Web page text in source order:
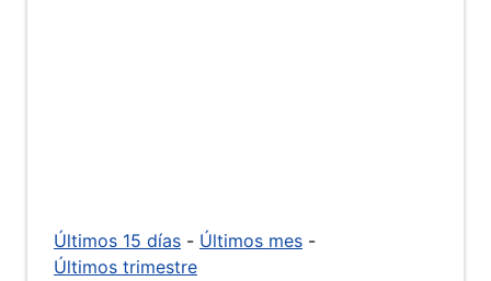
Últimos 15 días - Últimos mes -
Últimos trimestre